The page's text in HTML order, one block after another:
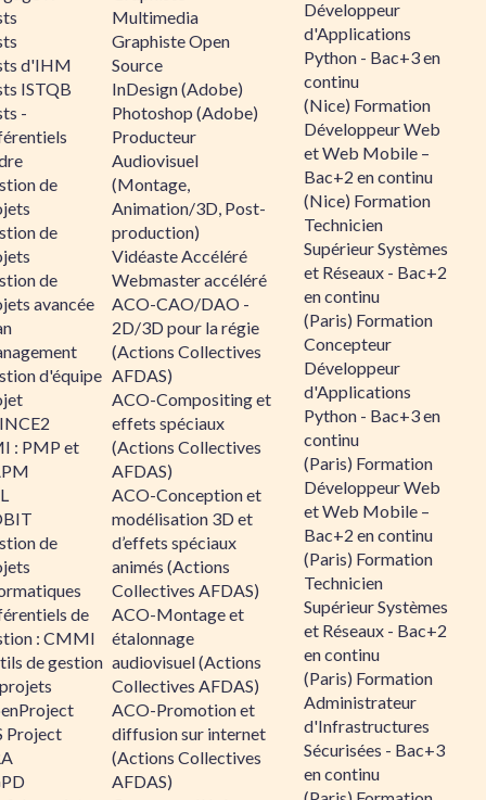
d'IHM
ISTQB
-
de
de
de
avancée
d'équipe
: PMP et
de
de
: CMMI
de gestion
Project
Multimedia
Graphiste Open
Source
InDesign (Adobe)
Photoshop (Adobe)
Producteur
Audiovisuel
(Montage,
Animation/3D, Post-
production)
Vidéaste Accéléré
Webmaster accéléré
ACO-CAO/DAO -
2D/3D pour la régie
(Actions Collectives
AFDAS)
ACO-Compositing et
effets spéciaux
(Actions Collectives
AFDAS)
ACO-Conception et
modélisation 3D et
d’effets spéciaux
animés (Actions
Collectives AFDAS)
ACO-Montage et
étalonnage
audiovisuel (Actions
Collectives AFDAS)
ACO-Promotion et
diffusion sur internet
(Actions Collectives
AFDAS)
Développeur
d'Applications
Python - Bac+3 en
continu
(Nice) Formation
Développeur Web
et Web Mobile –
Bac+2 en continu
(Nice) Formation
Technicien
Supérieur Systèmes
et Réseaux - Bac+2
en continu
(Paris) Formation
Concepteur
Développeur
d'Applications
Python - Bac+3 en
continu
(Paris) Formation
Développeur Web
et Web Mobile –
Bac+2 en continu
(Paris) Formation
Technicien
Supérieur Systèmes
et Réseaux - Bac+2
en continu
(Paris) Formation
Administrateur
d'Infrastructures
Sécurisées - Bac+3
en continu